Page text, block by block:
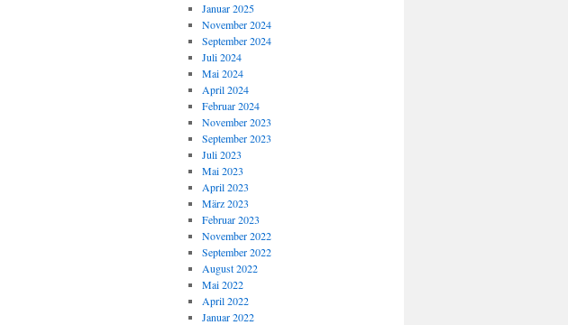
Januar 2025
November 2024
September 2024
Juli 2024
Mai 2024
April 2024
Februar 2024
November 2023
September 2023
Juli 2023
Mai 2023
April 2023
März 2023
Februar 2023
November 2022
September 2022
August 2022
Mai 2022
April 2022
Januar 2022